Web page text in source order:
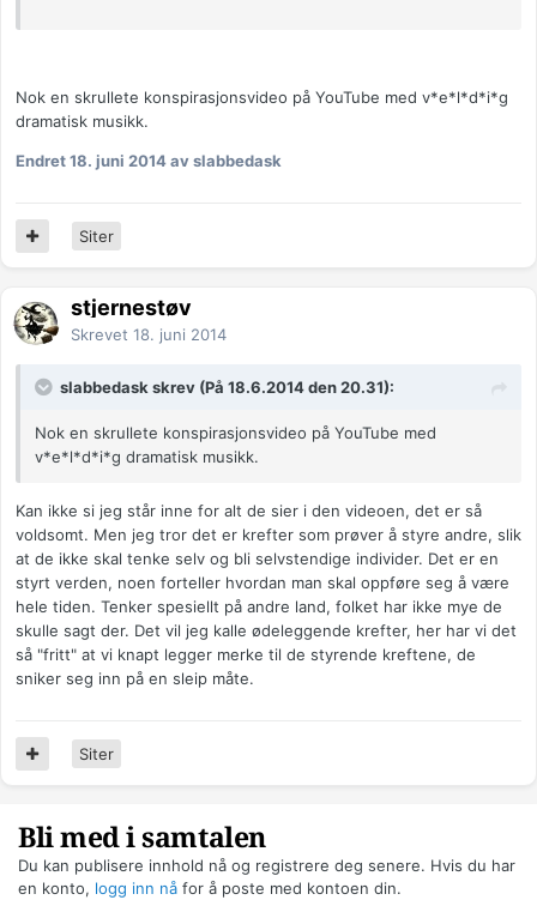
Nok en skrullete konspirasjonsvideo på YouTube med v*e*l*d*i*g
dramatisk musikk.
Endret18. juni 2014av slabbedask
Siter
stjernestøv
Skrevet 18. juni 2014
slabbedask skrev (På 18.6.2014 den 20.31):
Nok en skrullete konspirasjonsvideo på YouTube med
v*e*l*d*i*g dramatisk musikk.
Kan ikke si jeg står inne for alt de sier i den videoen, det er så
voldsomt. Men jeg tror det er krefter som prøver å styre andre, slik
at de ikke skal tenke selv og bli selvstendige individer. Det er en
styrt verden, noen forteller hvordan man skal oppføre seg å være
hele tiden. Tenker spesiellt på andre land, folket har ikke mye de
skulle sagt der. Det vil jeg kalle ødeleggende krefter, her har vi det
så "fritt" at vi knapt legger merke til de styrende kreftene, de
sniker seg inn på en sleip måte.
Siter
Bli med i samtalen
Du kan publisere innhold nå og registrere deg senere. Hvis du har
en konto, logg inn nå for å poste med kontoen din.